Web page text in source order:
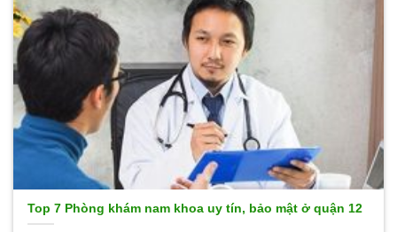
Top 7 Phòng khám nam khoa uy tín, bảo mật ở quận 12